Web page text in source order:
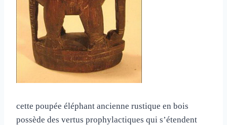
cette poupée éléphant ancienne rustique en bois
possède des vertus prophylactiques qui s’étendent